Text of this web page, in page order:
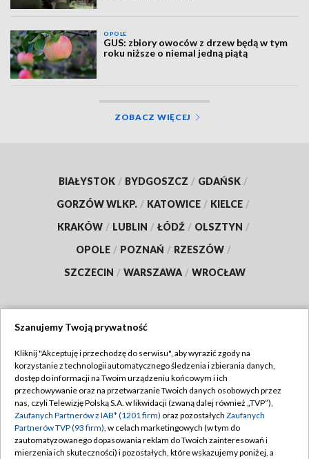
OPOLE
GUS: zbiory owoców z drzew będą w tym
roku niższe o niemal jedną piątą
ZOBACZ WIĘCEJ
BIAŁYSTOK / BYDGOSZCZ / GDAŃSK /
GORZÓW WLKP. / KATOWICE / KIELCE /
KRAKÓW / LUBLIN / ŁÓDŹ / OLSZTYN /
OPOLE / POZNAŃ / RZESZÓW /
SZCZECIN / WARSZAWA / WROCŁAW
TVP
Abonament TVP
Emisja w TVP
Centrum informacji TVP
Regulamin TVP
Polityka prywatności
Moje zgody
Szanujemy Twoją prywatność
Kliknij "Akceptuję i przechodzę do serwisu", aby wyrazić zgody na
korzystanie z technologii automatycznego śledzenia i zbierania danych,
dostęp do informacji na Twoim urządzeniu końcowym i ich
przechowywanie oraz na przetwarzanie Twoich danych osobowych przez
nas, czyli Telewizję Polską S.A. w likwidacji (zwaną dalej również „TVP”),
Zaufanych Partnerów z IAB* (1201 firm) oraz pozostałych Zaufanych
Partnerów TVP (93 firm), w celach marketingowych (w tym do
zautomatyzowanego dopasowania reklam do Twoich zainteresowań i
mierzenia ich skuteczności) i pozostałych, które wskazujemy poniżej, a